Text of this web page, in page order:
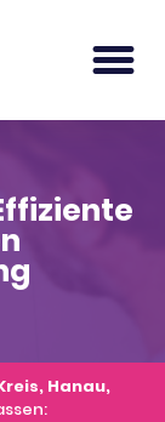
Hanau,